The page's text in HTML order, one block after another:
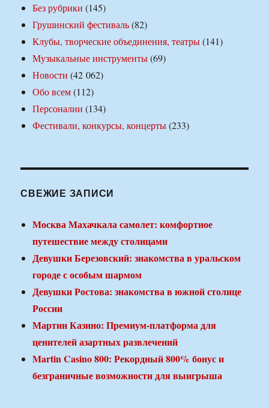
Без рубрики (145)
Грушинский фестиваль(82)
Клубы, творческие объединения, театры(141)
Музыкальные инструменты(69)
Новости (42 062)
Обо всем(112)
Персоналии (134)
Фестивали, конкурсы, концерты(233)
СВЕЖИЕ ЗАПИСИ
Москва Махачкала самолет: комфортное
путешествие между столицами
Девушки Березовский: знакомства в уральском
городе с особым шармом
Девушки Ростова: знакомства в южной столице
России
Мартин Казино: Премиум-платформа для
ценителей азартных развлечений
Martin Casino 800: Рекордный 800% бонус и
безграничные возможности для выигрыша